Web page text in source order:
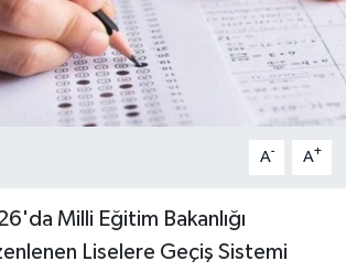
A- A+
Milli Eğitim Bakanlığı
Liselere Geçiş Sistemi